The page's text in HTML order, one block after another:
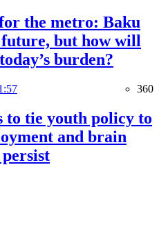
the metro: Baku
but how will
burden?
360
to tie youth policy to
and brain